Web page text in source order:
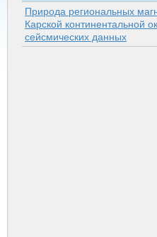
Природа региональных
Карской континентальной
сейсмических данных